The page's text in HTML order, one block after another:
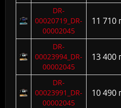
DR-
00020719_DR-
00002045
11 710
DR-
00023994_DR-
00002045
13 400
DR-
00023991_DR-
00002045
10 490